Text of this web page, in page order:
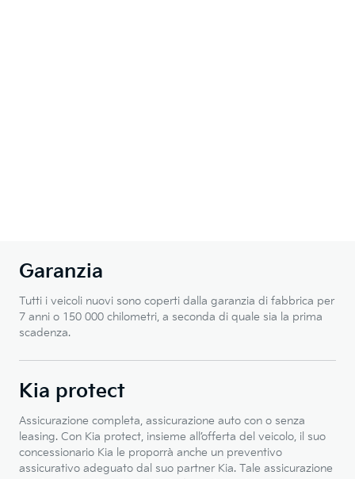
Garanzia
Tutti i veicoli nuovi sono coperti dalla garanzia di fabbrica per
7 anni o 150 000 chilometri, a seconda di quale sia la prima
scadenza.
Kia protect
Assicurazione completa, assicurazione auto con o senza
leasing. Con Kia protect, insieme all’offerta del veicolo, il suo
concessionario Kia le proporrà anche un preventivo
assicurativo adeguato dal suo partner Kia. Tale assicurazione